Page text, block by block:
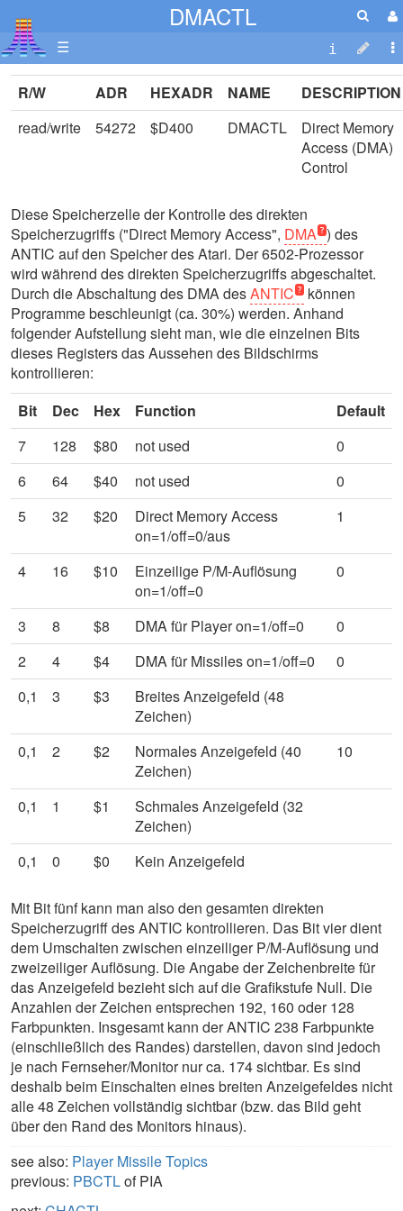
DMACTL
☰
R/W ADR HEXADR NAME
DESCRIPTION
read/write
54272 $D400 DMACTL
Direct Memory
Access (DMA)
Control
Diese Speicherzelle der Kontrolle des direkten
Speicherzugriffs ("Direct Memory Access", DMA ) des
ANTIC auf den Speicher des Atari. Der 6502-Prozessor
wird während des direkten Speicherzugriffs abgeschaltet.
Durch die Abschaltung des DMA desANTIC
können
Programme beschleunigt (ca. 30%) werden. Anhand
folgender Aufstellung sieht man, wie die einzelnen Bits
dieses Registers das Aussehen des Bildschirms
kontrollieren:
Bit
Dec Hex Function
Default
7
128 $80 not used
0
6
64 $40 not used
0
5
32 $20
Direct Memory Access
on=1/off=0/aus
1
4 16 $10
Einzeilige P/M-Auflösung
on=1/off=0
0
3 8 $8 DMA für Player on=1/off=0
0
2
4 $4 DMA für Missiles on=1/off=0
0
0,1
3 $3
Breites Anzeigefeld (48
Zeichen)
0,1
2 $2
Normales Anzeigefeld (40
Zeichen)
10
0,1 1 $1
Schmales Anzeigefeld (32
Zeichen)
0,1
0 $0 Kein Anzeigefeld
Mit Bit fünf kann man also den gesamten direkten
Speicherzugriff des ANTIC kontrollieren. Das Bit vier dient
dem Umschalten zwischen einzeiliger P/M-Auflösung und
zweizeiliger Auflösung. Die Angabe der Zeichenbreite für
das Anzeigefeld bezieht sich auf die Grafikstufe Null. Die
Anzahlen der Zeichen entsprechen 192, 160 oder 128
Farbpunkten. Insgesamt kann der ANTIC 238 Farbpunkte
(einschließlich des Randes) darstellen, davon sind jedoch
je nach Fernseher/Monitor nur ca. 174 sichtbar. Es sind
deshalb beim Einschalten eines breiten Anzeigefeldes nicht
alle 48 Zeichen vollständig sichtbar (bzw. das Bild geht
über den Rand des Monitors hinaus).
see also: Player Missile Topics
previous: PBCTLof PIA